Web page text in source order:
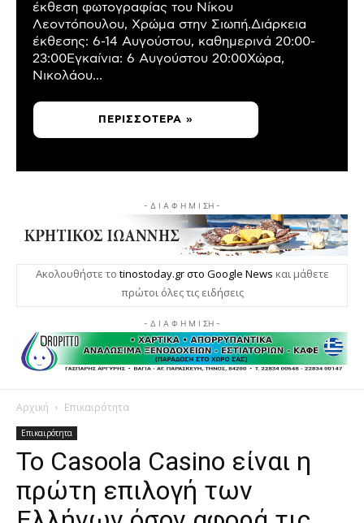
έκθεση φωτογραφίας του Νίκου
Λεοντόπουλου, Χρώμα στην Σιωπή.Διάρκεια
έκθεσης: 6-14 Αυγούστου, καθημερινά 20:00-
23:00Εγκαίνια: 6 Αυγούστου 20:00Χώρα,
Νικολάου...
ΠΕΡΙΣΣΌΤΕΡΑ »
- Δ Ι Α Φ Η Μ Ι ΣΗ -
Ακολουθήστε το tinostoday.gr στο Google News και μάθετε
πρώτοι όλες τις ειδήσεις
- Δ Ι Α Φ Η Μ Ι ΣΗ -